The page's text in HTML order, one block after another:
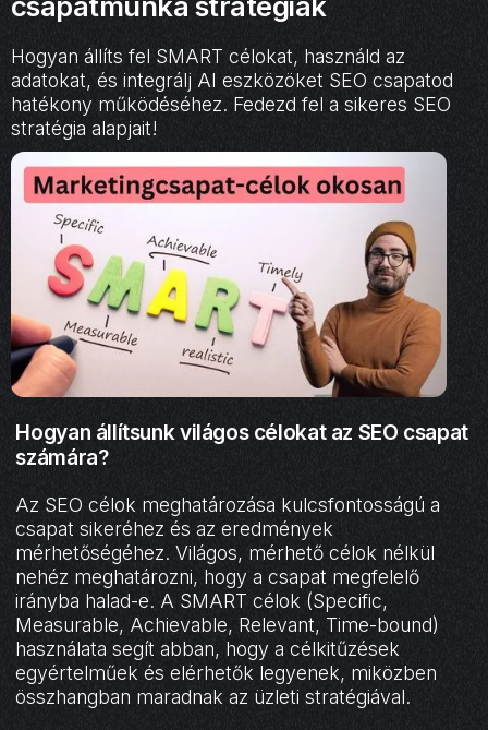
Hogyan állíts fel SMART célokat, használd az
adatokat, és integrálj AI eszközöket SEO csapatod
hatékony működéséhez. Fedezd fel a sikeres SEO
stratégia alapjait!
Hogyan állítsunk világos célokat az SEO csapat
számára?
Az SEO célok meghatározása kulcsfontosságú a
csapat sikeréhez és az eredmények
mérhetőségéhez. Világos, mérhető célok nélkül
nehéz meghatározni, hogy a csapat megfelelő
irányba halad-e. A SMART célok (Specific,
Measurable, Achievable, Relevant, Time-bound)
használata segít abban, hogy a célkitűzések
egyértelműek és elérhetők legyenek, miközben
összhangban maradnak az üzleti stratégiával.